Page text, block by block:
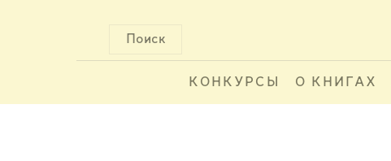
Поиск
КОНКУРСЫ О КНИГАХ